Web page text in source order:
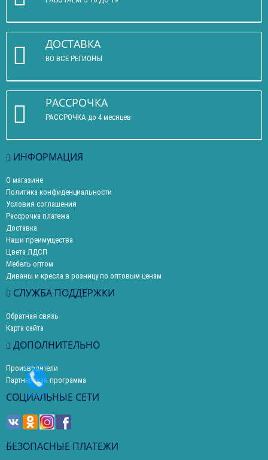
ДОСТАВКА
ВО ВСЕ РЕГИОНЫ
РАССРОЧКА
РАССРОЧКА до 4 месяцев
ИНФОРМАЦИЯ
О магазине
Политика конфиденциальности
Условия соглашения
Рассрочка платежа
Доставка
Наши преимущества
Цвета ЛДСП
Мебель оптом
Диваны и кресла в розницу по оптовым ценам
СЛУЖБА ПОДДЕРЖКИ
Обратная связь
Карта сайта
ДОПОЛНИТЕЛЬНО
Производители
Партнерская программа
СОЦИАЛЬНЫЕ СЕТИ
БЕЗОПАСНЫЕ ПЛАТЕЖИ